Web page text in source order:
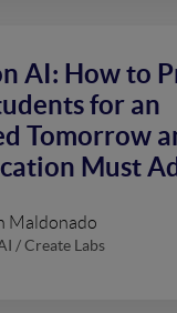
AI: How to
for an
Tomorrow
Must
Maldonado
/ Create Labs